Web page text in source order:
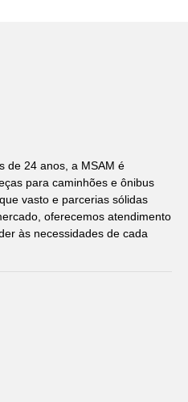
de 24 anos, a MSAM é
para caminhões e ônibus
vasto e parcerias sólidas
oferecemos atendimento
às necessidades de cada